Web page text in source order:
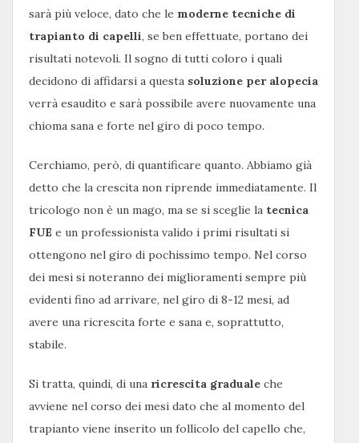
sarà più veloce, dato che le moderne tecniche di
trapianto di capelli, se ben effettuate, portano dei
risultati notevoli. Il sogno di tutti coloro i quali
decidono di affidarsi a questa soluzione per alopecia
verrà esaudito e sarà possibile avere nuovamente una
chioma sana e forte nel giro di poco tempo.
Cerchiamo, però, di quantificare quanto. Abbiamo già
detto che la crescita non riprende immediatamente. Il
tricologo non è un mago, ma se si sceglie la tecnica
FUE e un professionista valido i primi risultati si
ottengono nel giro di pochissimo tempo. Nel corso
dei mesi si noteranno dei miglioramenti sempre più
evidenti fino ad arrivare, nel giro di 8-12 mesi, ad
avere una ricrescita forte e sana e, soprattutto,
stabile.
Si tratta, quindi, di una ricrescita graduale che
avviene nel corso dei mesi dato che al momento del
trapianto viene inserito un follicolo del capello che,